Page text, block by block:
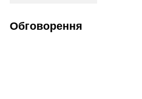
Обговорення